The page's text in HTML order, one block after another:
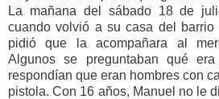
La mañana del sábado 18 de
cuando volvió a su casa del
pidió que la acompañara al
Algunos se preguntaban qué
respondían que eran hombres con
pistola. Con 16 años, Manuel no le